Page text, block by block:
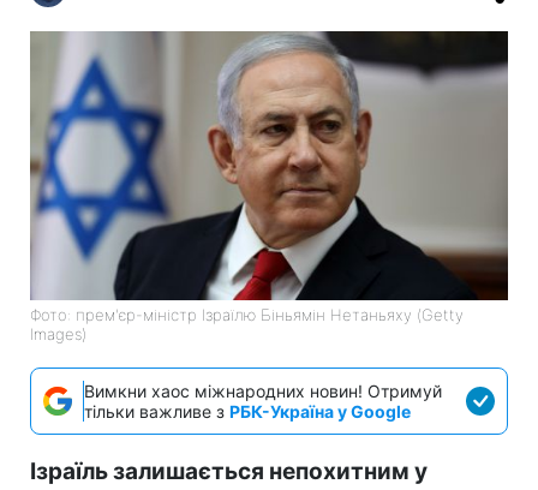
Фото: прем'єр-міністр Ізраїлю Біньямін Нетаньяху (Getty
Images)
Вимкни хаос міжнародних новин! Отримуй
тільки важливе з РБК-Україна у Google
Ізраїль залишається непохитним у